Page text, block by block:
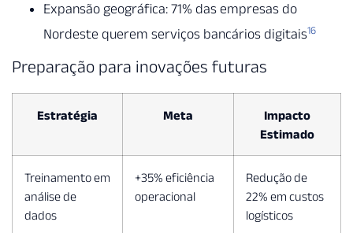
Expansão geográfica: 71% das empresas do
Nordeste querem serviços bancários digitais16
Preparação para inovações futuras
Estratégia Meta
Impacto
Estimado
Treinamento em
análise de
dados
+35% eficiência
operacional
Redução de
22% em custos
logísticos